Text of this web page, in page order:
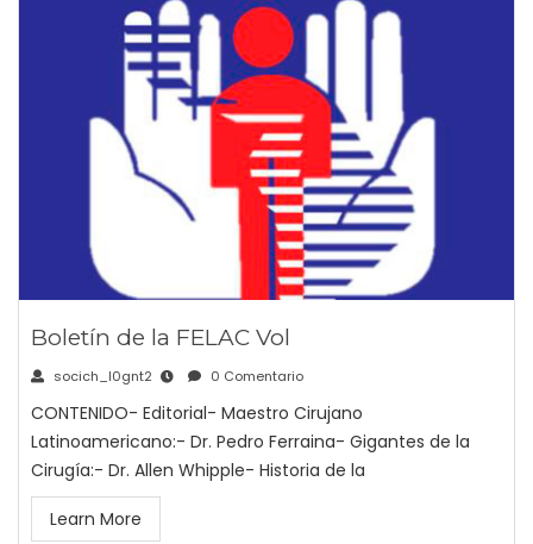
Boletín de la FELAC Vol
socich_l0gnt2 0 Comentario
CONTENIDO- Editorial- Maestro Cirujano
Latinoamericano:- Dr. Pedro Ferraina- Gigantes de la
Cirugía:- Dr. Allen Whipple- Historia de la
Learn More